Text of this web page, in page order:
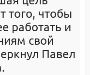
того, чтобы
работать и
свой
Павел